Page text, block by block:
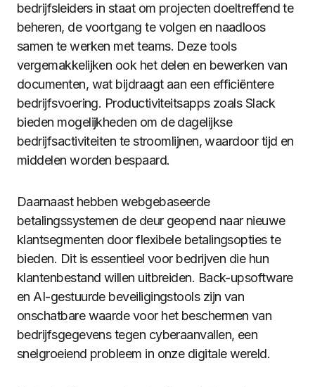
bedrijfsleiders in staat om projecten doeltreffend te
beheren, de voortgang te volgen en naadloos
samen te werken met teams. Deze tools
vergemakkelijken ook het delen en bewerken van
documenten, wat bijdraagt aan een efficiëntere
bedrijfsvoering. Productiviteitsapps zoals Slack
bieden mogelijkheden om de dagelijkse
bedrijfsactiviteiten te stroomlijnen, waardoor tijd en
middelen worden bespaard.
Daarnaast hebben webgebaseerde
betalingssystemen de deur geopend naar nieuwe
klantsegmenten door flexibele betalingsopties te
bieden. Dit is essentieel voor bedrijven die hun
klantenbestand willen uitbreiden. Back-upsoftware
en AI-gestuurde beveiligingstools zijn van
onschatbare waarde voor het beschermen van
bedrijfsgegevens tegen cyberaanvallen, een
snelgroeiend probleem in onze digitale wereld.